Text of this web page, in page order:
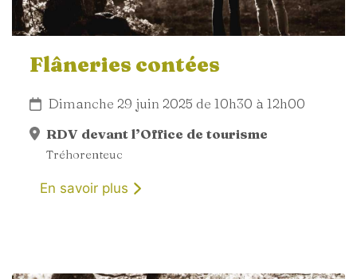
Flâneries contées
Dimanche 29 juin 2025 de 10h30 à 12h00
RDV devant l’Office de tourisme
Tréhorenteuc
En savoir plus